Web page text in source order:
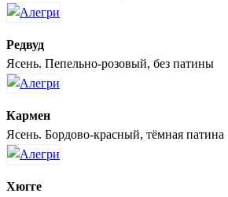
Редвуд
Ясень. Пепельно-розовый, без патины
Кармен
Ясень. Бордово-красный, тёмная патина
Хюгге